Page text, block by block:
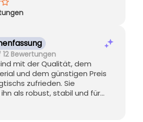
Bewertungen
mit der Qualität, dem
und dem günstigen Preis
zufrieden. Sie
als robust, stabil und für
gut geeignet. Das Preis-